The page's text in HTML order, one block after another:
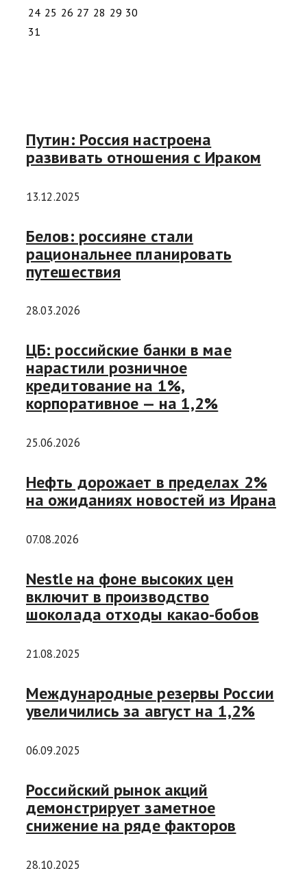
24 25 26 27 28 29 30
31
Путин: Россия настроена
развивать отношения с Ираком
13.12.2025
Белов: россияне стали
рациональнее планировать
путешествия
28.03.2026
ЦБ: российские банки в мае
нарастили розничное
кредитование на 1%,
корпоративное — на 1,2%
25.06.2026
Нефть дорожает в пределах 2%
на ожиданиях новостей из Ирана
07.08.2026
Nestle на фоне высоких цен
включит в производство
шоколада отходы какао-бобов
21.08.2025
Международные резервы России
увеличились за август на 1,2%
06.09.2025
Российский рынок акций
демонстрирует заметное
снижение на ряде факторов
28.10.2025